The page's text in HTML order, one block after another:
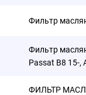
Фильтр
Фильтр
Passat B8 15-,
ФИЛЬТР